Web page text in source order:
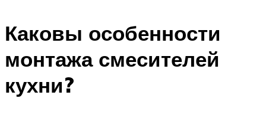
Каковы особенности
монтажа смесителей
кухни?